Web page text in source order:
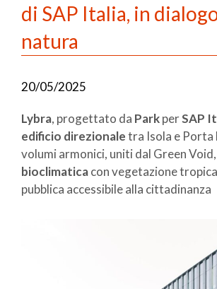
di SAP Italia, in
natura
20/05/2025
Lybra, progettato da ParkperSAP
edificio direzionaletra Isola e Porta
volumi armonici, uniti dal Green Void,
bioclimaticacon vegetazione
pubblica accessibile alla cittadinanza